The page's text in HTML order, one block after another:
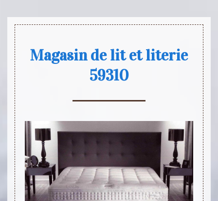
Magasin de lit et literie
59310